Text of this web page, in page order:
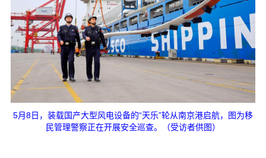
5月8日，装载国产大型风电设备的“天乐”轮从南京港启航，图为移
民管理警察正在开展安全巡查。（受访者供图）